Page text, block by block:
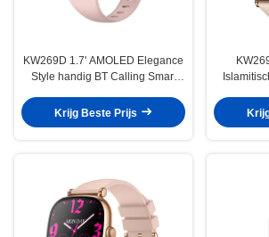
KW269D 1.7' AMOLED Elegance
Style handig BT Calling Smart
Roze
Krijg Beste Prijs
Calling